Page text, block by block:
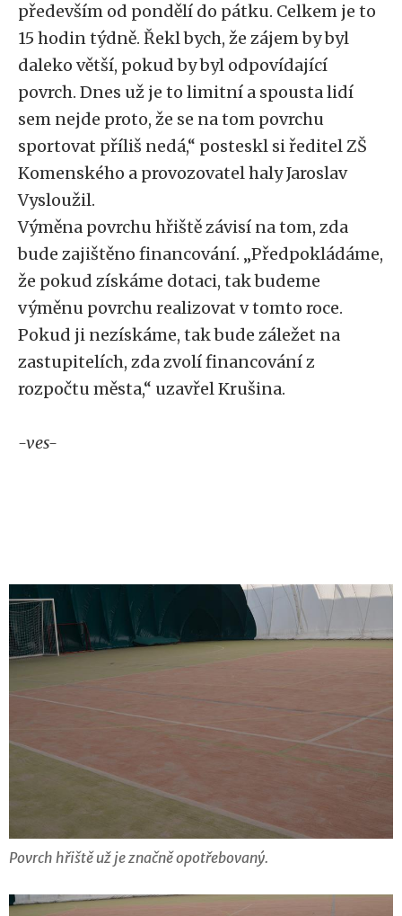
především od pondělí do pátku. Celkem je to
15 hodin týdně. Řekl bych, že zájem by byl
daleko větší, pokud by byl odpovídající
povrch. Dnes už je to limitní a spousta lidí
sem nejde proto, že se na tom povrchu
sportovat příliš nedá,“ posteskl si ředitel ZŠ
Komenského a provozovatel haly Jaroslav
Vysloužil.
Výměna povrchu hřiště závisí na tom, zda
bude zajištěno financování. „Předpokládáme,
že pokud získáme dotaci, tak budeme
výměnu povrchu realizovat v tomto roce.
Pokud ji nezískáme, tak bude záležet na
zastupitelích, zda zvolí financování z
rozpočtu města,“ uzavřel Krušina.
-ves-
Povrch hřiště už je značně opotřebovaný.